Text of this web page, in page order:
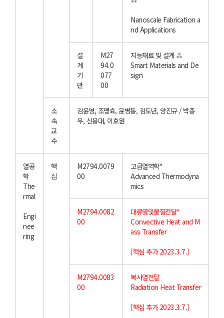
Nanoscale Fabrication a
nd Applications
설
계
기
반
M27
94.0
077
00
지능재료 및 설계 ⁂
Smart Materials and De
sign
소
속
교
수
김윤영, 조맹효, 윤병동, 김도년, 양진규 / 박종
우, 신용대, 이호원
열공
학
The
rmal
Engi
nee
ring
핵
심
M2794.0079
00
고급열역학*
Advanced Thermodyna
mics
M2794.0082
00
대류열및물질전달*
Convective Heat and M
ass Transfer
[핵심 추가 2023.3.7.]
M2794.0083
00
복사열전달
Radiation Heat Transfer
[핵심 추가 2023.3.7.]